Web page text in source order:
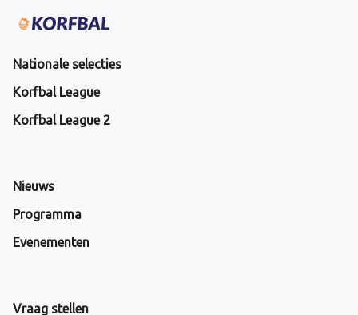
Nationale selecties
Korfbal League
Korfbal League 2
Nieuws
Programma
Evenementen
Vraag stellen